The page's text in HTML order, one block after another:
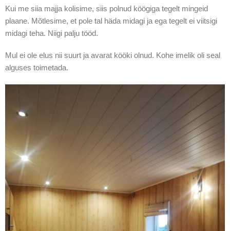
Kui me siia majja kolisime, siis polnud köögiga tegelt mingeid
plaane. Mõtlesime, et pole tal häda midagi ja ega tegelt ei viitsigi
midagi teha. Niigi palju tööd.
Mul ei ole elus nii suurt ja avarat kööki olnud. Kohe imelik oli seal
alguses toimetada.